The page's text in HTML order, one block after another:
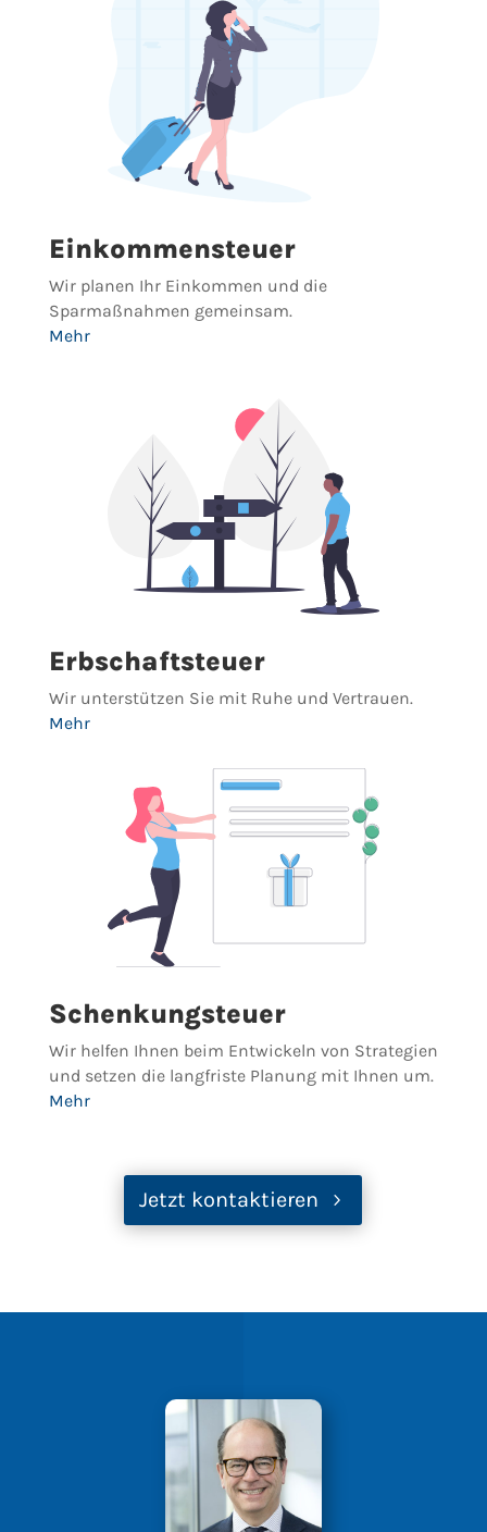
Einkommensteuer
Wir planen Ihr Einkommen und die
Sparmaßnahmen gemeinsam.
Mehr
Erbschaftsteuer
Wir unterstützen Sie mit Ruhe und Vertrauen.
Mehr
Schenkungsteuer
Wir helfen Ihnen beim Entwickeln von Strategien
und setzen die langfriste Planung mit Ihnen um.
Mehr
Jetzt kontaktieren